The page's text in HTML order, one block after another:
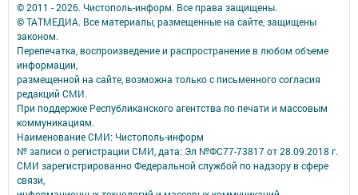
© 2011 - 2026. Чистополь-информ. Все права защищены.
© ТАТМЕДИА. Все материалы, размещенные на сайте, защищены
законом.
Перепечатка, воспроизведение и распространение в любом объеме
информации,
размещенной на сайте, возможна только с письменного согласия
редакций СМИ.
При поддержке Республиканского агентства по печати и массовым
коммуникациям.
Наименование СМИ: Чистополь-информ
№ записи о регистрации СМИ, дата: Эл №ФС77-73817 от 28.09.2018 г.
СМИ зарегистрированно Федеральной службой по надзору в сфере
связи,